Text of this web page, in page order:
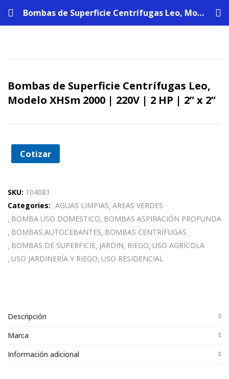
Bombas de Superficie Centrífugas Leo, Modelo XHSm 2000 | 220V | 2 HP | 2” x 2”
Bombas de Superficie Centrífugas Leo,
Modelo XHSm 2000 | 220V | 2 HP | 2” x 2”
Cotizar
SKU: 104081
Categories: AGUAS LIMPIAS AREAS VERDES
BOMBA USO DOMESTICO BOMBAS ASPIRACIÓN PROFUNDA
BOMBAS AUTOCEBANTES BOMBAS CENTRÍFUGAS
BOMBAS DE SUPERFICIE JARDIN RIEGO USO AGRÍCOLA
USO JARDINERÍA Y RIEGO USO RESIDENCIAL
Descripción
Marca
Información adicional